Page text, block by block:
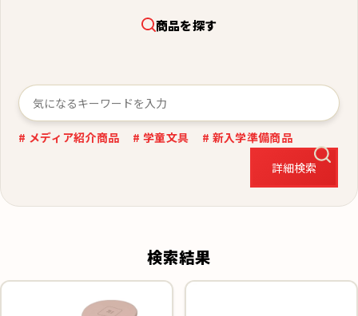
商品を探す
詳細検索
# メディア紹介商品 # 学童文具 # 新入学準備商品
検索結果